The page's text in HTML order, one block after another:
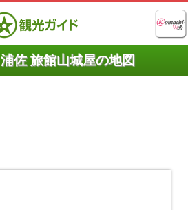
浦佐 旅館山城屋の地図